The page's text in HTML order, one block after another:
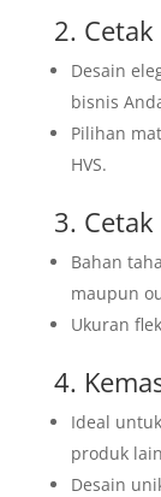
2.
Desain
bisnis
Pilihan
HVS.
3.
Bahan
maupun
Ukuran
4.
Ideal
produk
Desain